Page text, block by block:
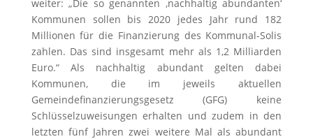
weiter: „Die so genannten ‚nachhaltig abundanten‘
Kommunen sollen bis 2020 jedes Jahr rund 182
Millionen für die Finanzierung des Kommunal-Solis
zahlen. Das sind insgesamt mehr als 1,2 Milliarden
Euro.“ Als nachhaltig abundant gelten dabei
Kommunen, die im jeweils aktuellen
Gemeindefinanzierungsgesetz (GFG) keine
Schlüsselzuweisungen erhalten und zudem in den
letzten fünf Jahren zwei weitere Mal als abundant